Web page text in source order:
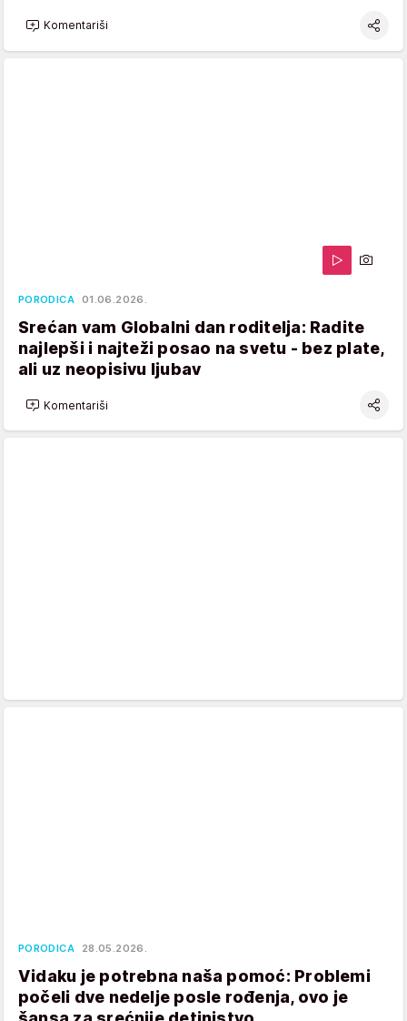
Komentariši
PORODICA 01.06.2026.
Srećan vam Globalni dan roditelja: Radite
najlepši i najteži posao na svetu - bez plate,
ali uz neopisivu ljubav
Komentariši
PORODICA 28.05.2026.
Vidaku je potrebna naša pomoć: Problemi
počeli dve nedelje posle rođenja, ovo je